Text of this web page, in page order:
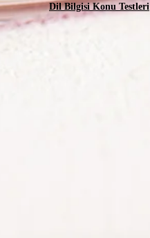
Dil Bilgisi Konu Testleri